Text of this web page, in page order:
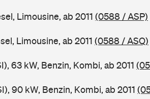
Limousine, ab 2011 (0588 / ASP)
Limousine, ab 2011 (0588 / ASQ)
63 kW, Benzin, Kombi, ab 2011
90 kW, Benzin, Kombi, ab 2011